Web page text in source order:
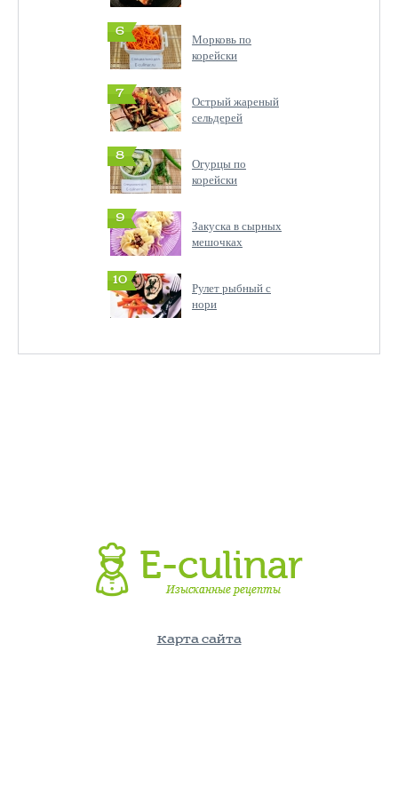
6
Морковь по
корейски
7
Острый жареный
сельдерей
8
Огурцы по
корейски
9
Закуска в сырных
мешочках
10
Рулет рыбный с
нори
Карта сайта